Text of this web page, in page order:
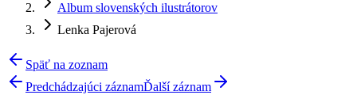
Album slovenských ilustrátorov
Lenka Pajerová
Späť na zoznam
Predchádzajúci záznamĎalší záznam